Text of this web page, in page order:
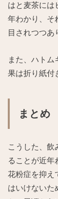
はと麦茶には
年わかり、そ
目されつつあ
また、ハト
果は折り紙付
まとめ
こうした、
ることが近年
花粉症を抑え
はいけないた